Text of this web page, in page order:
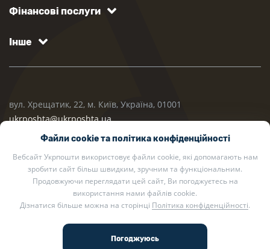
Файли cookie та політика конфіденційності
Вебсайт Укрпошти використовує файли cookie, які допомагають нам
зробити сайт більш швидким, зручним та функціональним.
Продовжуючи переглядати цей сайт, Ви погоджуєтесь на
використання нами файлів cookie.
Дізнатися більше можна на сторінці Політика конфіденційності.
Фінансові послуги
Інше
вул. Хрещатик, 22, м. Київ, Україна, 01001
ukrposhta@ukrposhta.ua
2002 — 2026 Укрпошта. Всі права захищено.